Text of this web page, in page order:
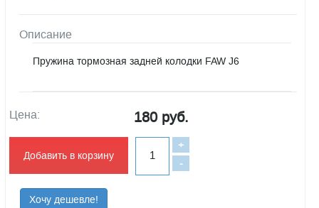
Описание
Пружина тормозная задней колодки FAW J6
Цена: 180 руб.
Добавить в корзину
-
+
Хочу дешевле!